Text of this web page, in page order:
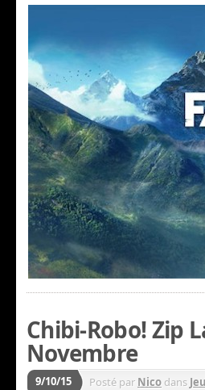
Chibi-Robo! Zip
Novembre
9/10/15 Posté par Nico dans